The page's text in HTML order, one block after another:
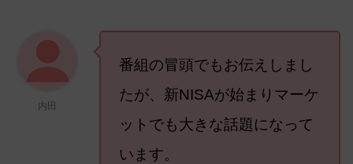
内田
番組の冒頭でもお伝えしまし
たが、新NISAが始まりマーケ
ットでも大きな話題になって
います。